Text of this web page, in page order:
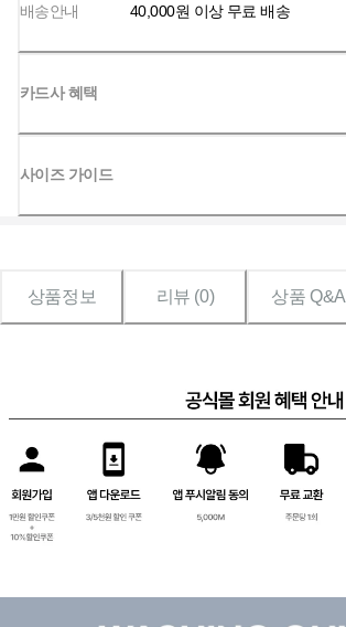
배송안내 40,000원 이상 무료 배송
카드사 혜택
사이즈 가이드
상품정보 리뷰 (0) 상품 Q&A